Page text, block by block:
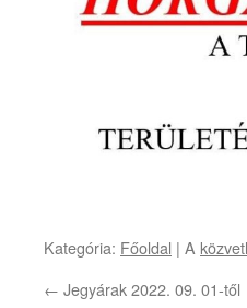
Kategória: Főoldal | A
← Jegyárak 2022. 09. 01-től